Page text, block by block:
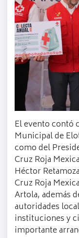
El evento contó
Municipal de
como del
Cruz Roja
Héctor
Cruz Roja
Artola, además
autoridades
instituciones y
importante